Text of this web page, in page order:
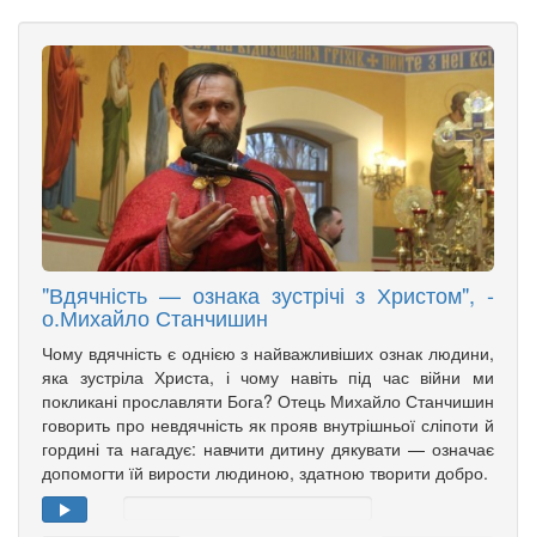
"Вдячність — ознака зустрічі з Христом", -
о.Михайло Станчишин
Чому вдячність є однією з найважливіших ознак людини,
яка зустріла Христа, і чому навіть під час війни ми
покликані прославляти Бога? Отець Михайло Станчишин
говорить про невдячність як прояв внутрішньої сліпоти й
гордині та нагадує: навчити дитину дякувати — означає
допомогти їй вирости людиною, здатною творити добро.